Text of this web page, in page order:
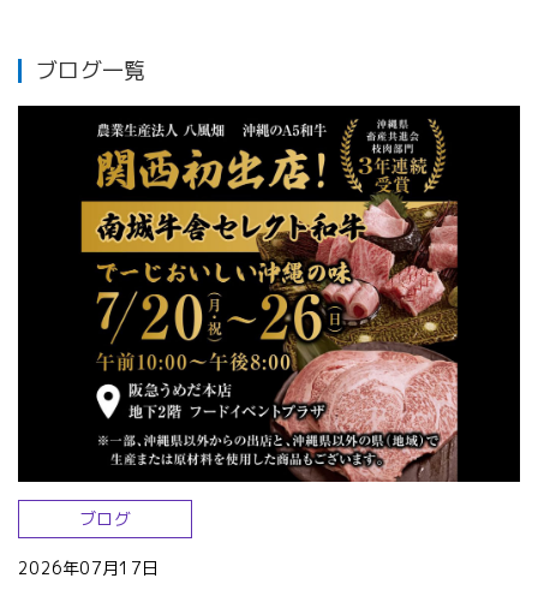
ブログ一覧
ブログ
2026年07月17日